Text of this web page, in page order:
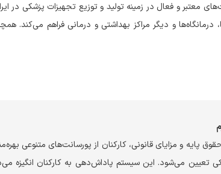
معتبر و فعال در زمینه تولید و توزیع تجهیزات پزشکی در
درمانگاه‌ها و دیگر مراکز بهداشتی و درمانی فراهم
پایه و مزایای قانونی، کارکنان از پورسانت‌های متنوعی
می‌شود. این سیستم پاداش‌دهی به کارکنان انگیزه